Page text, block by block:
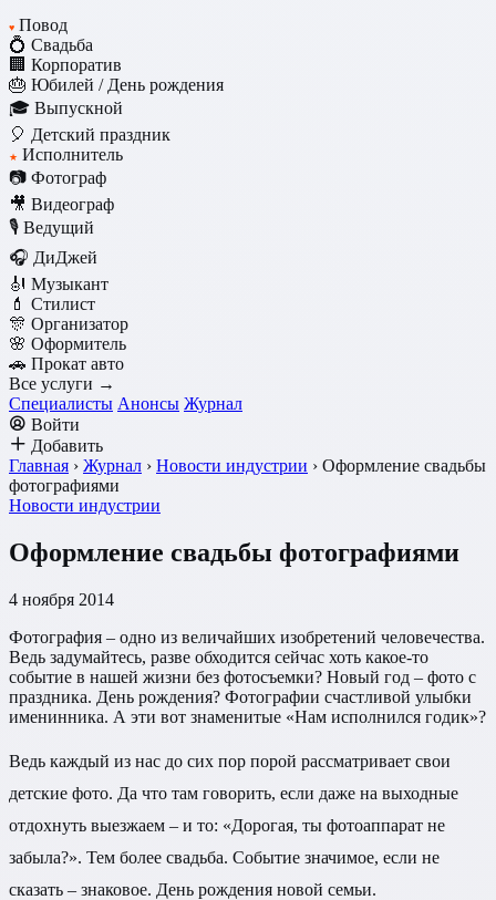
♥ Повод
💍 Свадьба
🏢 Корпоратив
🎂 Юбилей / День рождения
🎓 Выпускной
🎈 Детский праздник
★ Исполнитель
📷 Фотограф
🎥 Видеограф
🎙️ Ведущий
🎧 ДиДжей
🎻 Музыкант
💄 Стилист
🎊 Организатор
🌸 Оформитель
🚗 Прокат авто
Все услуги →
Специалисты Анонсы Журнал
Войти
Добавить
Главная › Журнал › Новости индустрии › Оформление свадьбы
фотографиями
Новости индустрии
Оформление свадьбы фотографиями
4 ноября 2014
Фотография – одно из величайших изобретений человечества.
Ведь задумайтесь, разве обходится сейчас хоть какое-то
событие в нашей жизни без фотосъемки? Новый год – фото с
праздника. День рождения? Фотографии счастливой улыбки
именинника. А эти вот знаменитые «Нам исполнился годик»?
Ведь каждый из нас до сих пор порой рассматривает свои
детские фото. Да что там говорить, если даже на выходные
отдохнуть выезжаем – и то: «Дорогая, ты фотоаппарат не
забыла?». Тем более свадьба. Событие значимое, если не
сказать – знаковое. День рождения новой семьи.